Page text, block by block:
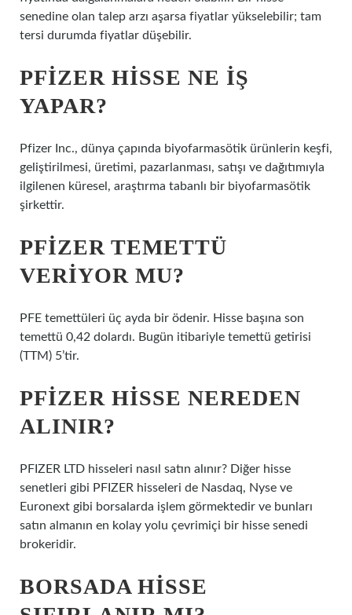
senedine olan talep arzı aşarsa fiyatlar yükselebilir; tam
tersi durumda fiyatlar düşebilir.
PFIZER HISSE NE IŞ
YAPAR?
Pfizer Inc., dünya çapında biyofarmasötik ürünlerin keşfi,
geliştirilmesi, üretimi, pazarlanması, satışı ve dağıtımıyla
ilgilenen küresel, araştırma tabanlı bir biyofarmasötik
şirkettir.
PFIZER TEMETTÜ
VERIYOR MU?
PFE temettüleri üç ayda bir ödenir. Hisse başına son
temettü 0,42 dolardı. Bugün itibariyle temettü getirisi
(TTM) 5’tir.
PFIZER HISSE NEREDEN
ALINIR?
PFIZER LTD hisseleri nasıl satın alınır? Diğer hisse
senetleri gibi PFIZER hisseleri de Nasdaq, Nyse ve
Euronext gibi borsalarda işlem görmektedir ve bunları
satın almanın en kolay yolu çevrimiçi bir hisse senedi
brokeridir.
BORSADA HISSE